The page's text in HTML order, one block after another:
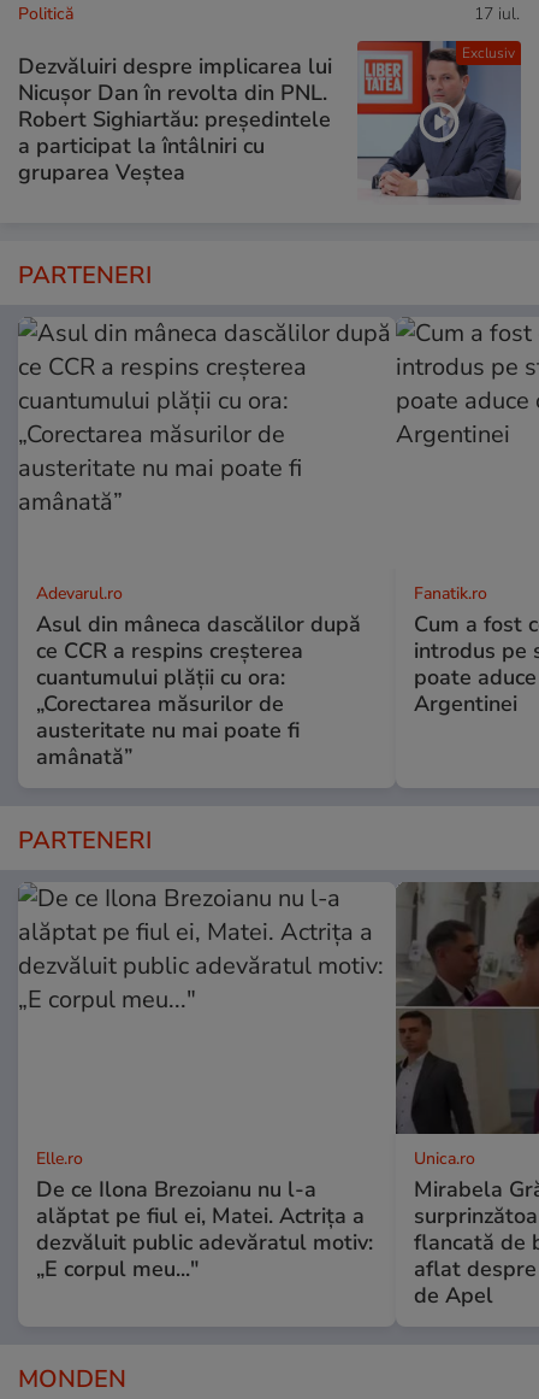
Exclusiv
Politică 17 iul.
Dezvăluiri despre implicarea lui
Nicușor Dan în revolta din PNL.
Robert Sighiartău: președintele
a participat la întâlniri cu
gruparea Veștea
PARTENERI
Adevarul.ro
Asul din mâneca dascălilor după
ce CCR a respins creșterea
cuantumului plății cu ora:
„Corectarea măsurilor de
austeritate nu mai poate fi
amânată”
Fanatik.ro
Cum a fost
introdus pe
poate
Argentinei
PARTENERI
Elle.ro
De ce Ilona Brezoianu nu l-a
alăptat pe fiul ei, Matei. Actrița a
dezvăluit public adevăratul motiv:
„E corpul meu..."
Unica.ro
Mirabela
flancată de
aflat
de Apel
MONDEN